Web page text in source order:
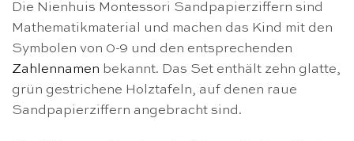
Die Nienhuis Montessori Sandpapierziffern sind
Mathematikmaterial und machen das Kind mit den
Symbolen von 0-9 und den entsprechenden
Zahlennamen bekannt. Das Set enthält zehn glatte,
grün gestrichene Holztafeln, auf denen raue
Sandpapierziffern angebracht sind.